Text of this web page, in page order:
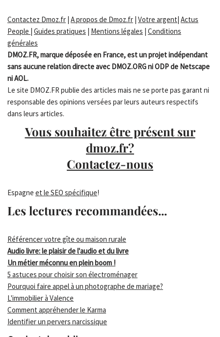
Contactez Dmoz.fr | A propos de Dmoz.fr | Votre argent| Actus
People | Guides pratiques | Mentions légales | Conditions
générales
DMOZ.FR, marque déposée en France, est un projet indépendant
sans aucune relation directe avec DMOZ.ORG ni ODP de Netscape
ni AOL.
Le site DMOZ.FR publie des articles mais ne se porte pas garant ni
responsable des opinions versées par leurs auteurs respectifs
dans leurs articles.
Vous souhaitez être présent sur
dmoz.fr?
Contactez-nous
Espagne et le SEO spécifique!
Les lectures recommandées...
Référencer votre gîte ou maison rurale
Audio livre: le plaisir de l'audio et du livre
Un métier méconnu en plein boom !
5 astuces pour choisir son électroménager
Pourquoi faire appel à un photographe de mariage?
L'immobilier à Valence
Comment appréhender le Karma
Identifier un pervers narcissique